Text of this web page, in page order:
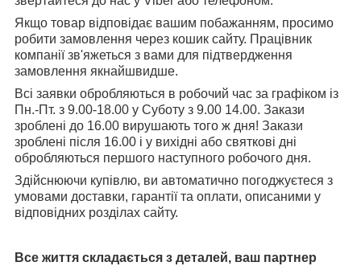
Якщо товар відповідає вашим побажанням, просимо
робити замовлення через кошик сайту. Працівник
компанії зв'яжеться з вами для підтвердження
замовлення якнайшвидше.
Всі заявки обробляються в робочий час за графіком із
Пн.-Пт. з 9.00-18.00 у Суботу з 9.00 14.00. Закази
зроблені до 16.00 вирушають того ж дня! Закази
зроблені після 16.00 і у вихідні або святкові дні
обробляються першого наступного робочого дня.
Здійснюючи купівлю, ви автоматично погоджуєтеся з
умовами доставки, гарантії та оплати, описаними у
відповідних розділах сайту.
Все життя складається з деталей, ваш партнер